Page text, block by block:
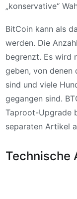
„konservative“
BitCoin kann als
werden. Die
begrenzt. Es wird
geben, von denen
sind und viele
gegangen sind.
Taproot-Upgrade
separaten Artikel
Technische